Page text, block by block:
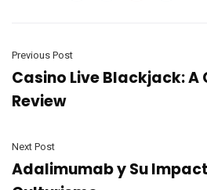
Previous Post
Casino Live Blackjack: A
Review
Next Post
Adalimumab y Su